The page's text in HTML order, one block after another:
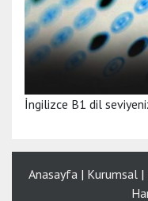
İngilizce B1 dil
Anasayfa | Kurumsal |